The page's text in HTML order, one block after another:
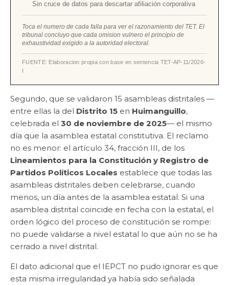
se vieron afectadas por estos pagos o por el uso de
inmuebles prestados.
Sin cruce de datos para descartar afiliación corporativa
El artículo 43 de la Ley Electoral de Tabasco obliga a
garantizar afiliaciones libres e individuales. El IEPCT
argumentó que no estaba obligado a hacer esa
verificación; el TET lo desmintió.
Toca el numero de cada falla para ver el razonamiento del TET. El
tribunal concluyo que cada omision vulnero el principio de
exhaustividad exigido a la autoridad electoral.
FUENTE: Elaboracion propia con base en sentencia TET-AP-11/2026-
I
Segundo, que se validaron 15 asambleas distritales —
entre ellas la del Distrito 15 en Huimanguillo,
celebrada el 30 de noviembre de 2025— el mismo
día que la asamblea estatal constitutiva. El reclamo
no es menor: el artículo 34, fracción III, de los
Lineamientos para la Constitución y Registro de
Partidos Políticos Locales establece que todas las
asambleas distritales deben celebrarse, cuando
menos, un día antes de la asamblea estatal. Si una
asamblea distrital coincide en fecha con la estatal, el
orden lógico del proceso de constitución se rompe:
no puede validarse a nivel estatal lo que aún no se ha
cerrado a nivel distrital.
El dato adicional que el IEPCT no pudo ignorar es que
esta misma irregularidad ya había sido señalada